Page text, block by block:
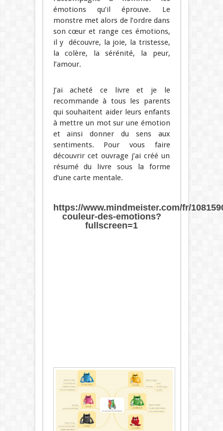
émotions qu’il éprouve. Le
monstre met alors de l’ordre dans
son cœur et range ces émotions,
il y découvre, la joie, la tristesse,
la colère, la sérénité, la peur,
l’amour.
J’ai acheté ce livre et je le
recommande à tous les parents
qui souhaitent aider leurs enfants
à mettre un mot sur une émotion
et ainsi donner du sens aux
sentiments. Pour vous faire
découvrir cet ouvrage j’ai créé un
résumé du livre sous la forme
d’une carte mentale.
https://www.mindmeister.com/fr/
couleur-des-emotions?
fullscreen=1